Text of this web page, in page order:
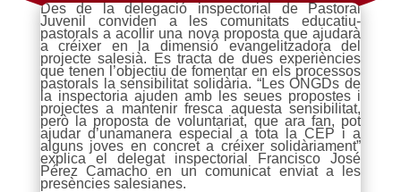
Des de la delegació inspectorial de Pastoral
Juvenil conviden a les comunitats educatiu-
pastorals a acollir una nova proposta que ajudarà
a créixer en la dimensió evangelitzadora del
projecte salesià. Es tracta de dues experiències
que tenen l’objectiu de fomentar en els processos
pastorals la sensibilitat solidària. “Les ONGDs de
la inspectoria ajuden amb les seues propostes i
projectes a mantenir fresca aquesta sensibilitat,
però la proposta de voluntariat, que ara fan, pot
ajudar d’unamanera especial a tota la CEP i a
alguns joves en concret a créixer solidàriament”
explica el delegat inspectorial Francisco José
Pérez Camacho en un comunicat enviat a les
presències salesianes.